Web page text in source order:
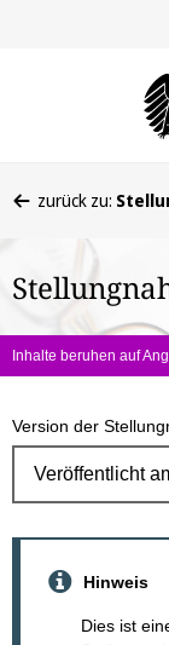
befinden
hier:
zurück zu:
Inhalte beruhen auf
Version der
Hinweis
Dies ist